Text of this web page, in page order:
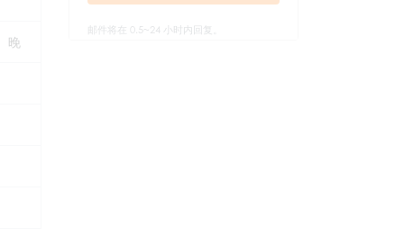
晚
邮件将在 0.5~24 小时内回复。